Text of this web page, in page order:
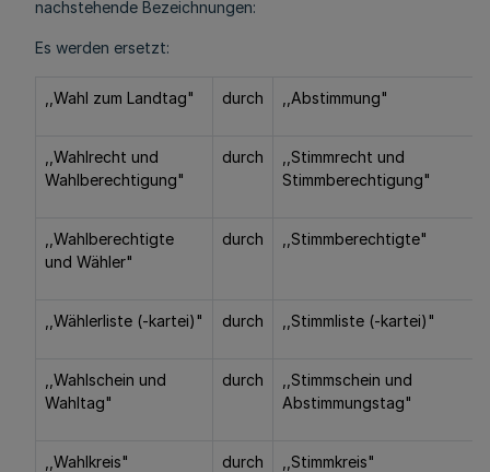
nachstehende Bezeichnungen:
Es werden ersetzt:
,,Wahl zum Landtag" durch ,,Abstimmung"
,,Wahlrecht und
Wahlberechtigung"
durch
,,Stimmrecht und
Stimmberechtigung"
,,Wahlberechtigte
und Wähler"
durch ,,Stimmberechtigte"
,,Wählerliste (-kartei)" durch ,,Stimmliste (-kartei)"
,,Wahlschein und
Wahltag"
durch
,,Stimmschein und
Abstimmungstag"
,,Wahlkreis" durch ,,Stimmkreis"